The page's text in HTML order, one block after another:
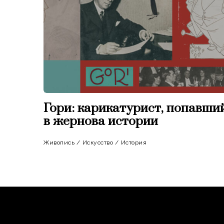
Гори: карикатурист,
в жернова истории
Живопись / Искусство / История